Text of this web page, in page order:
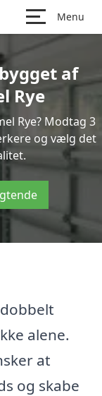
Menu
af
Rye
Rye? Modtag 3
og vælg det
alene.
at
og skabe